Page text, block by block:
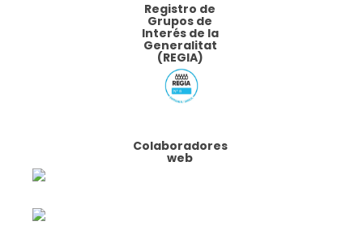
Registro de
Grupos de
Interés de la
Generalitat
(REGIA)
Colaboradores
web